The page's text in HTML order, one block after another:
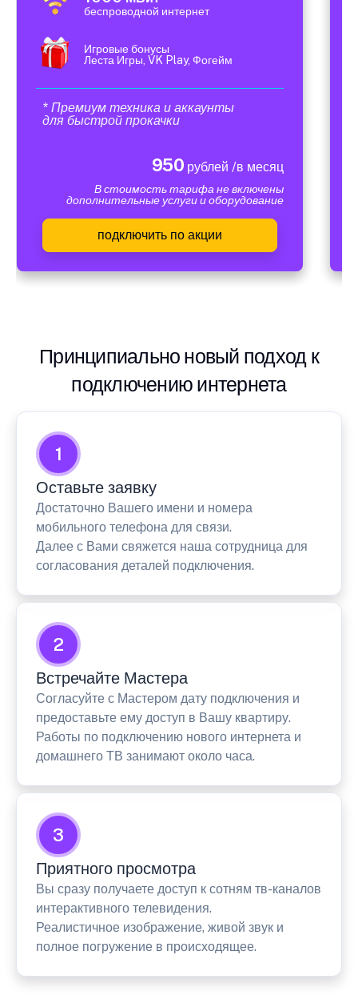
беспроводной интернет
Игровые бонусы
Леста Игры, VK Play, Фогейм
* Премиум техника и аккаунты
для быстрой прокачки
950 рублей /в месяц
В стоимость тарифа не включены
дополнительные услуги и оборудование
подключить по акции
Принципиально новый подход к
подключению интернета
1
Оставьте заявку
Достаточно Вашего имени и номера
мобильного телефона для связи.
Далее с Вами свяжется наша сотрудница для
согласования деталей подключения.
2
Встречайте Мастера
Согласуйте с Мастером дату подключения и
предоставьте ему доступ в Вашу квартиру.
Работы по подключению нового интернета и
домашнего ТВ занимают около часа.
3
Приятного просмотра
Вы сразу получаете доступ к сотням тв-каналов
интерактивного телевидения.
Реалистичное изображение, живой звук и
полное погружение в происходящее.